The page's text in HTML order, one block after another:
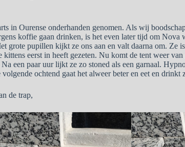
in Ourense onderhanden genomen. Als wij
koffie gaan drinken, is het even later tijd om Nova
grote pupillen kijkt ze ons aan en valt daarna om. Ze
kittens eerst in heeft gezeten. Nu komt de tent weer
een paar uur lijkt ze zo stoned als een garnaal.
ochtend gaat het alweer beter en eet en drinkt
de trap,